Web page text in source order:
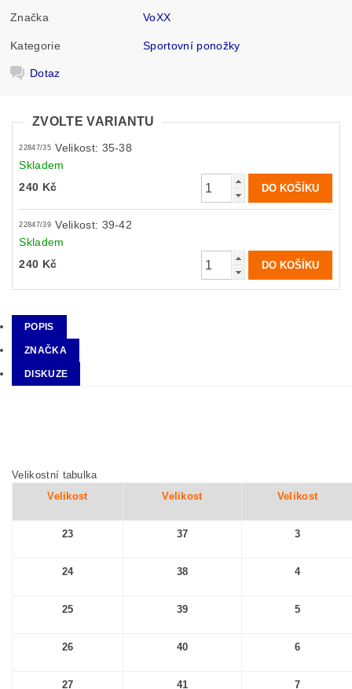
Značka VoXX
Kategorie Sportovní ponožky
Dotaz
ZVOLTE VARIANTU
22847/35 Velikost: 35-38
Skladem
240 Kč
22847/39 Velikost: 39-42
Skladem
240 Kč
POPIS
ZNAČKA
DISKUZE
Velikostní tabulka
Velikost
Velikost Velikost
23 37 3
24 38 4
25 39 5
26 40 6
27 41 7